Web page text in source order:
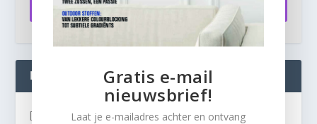
Aanmelden
INTERIOR BUSINESS LIVE:
[instagram-feed]
Gratis e-mail
nieuwsbrief!
Laat je e-mailadres achter en ontvang